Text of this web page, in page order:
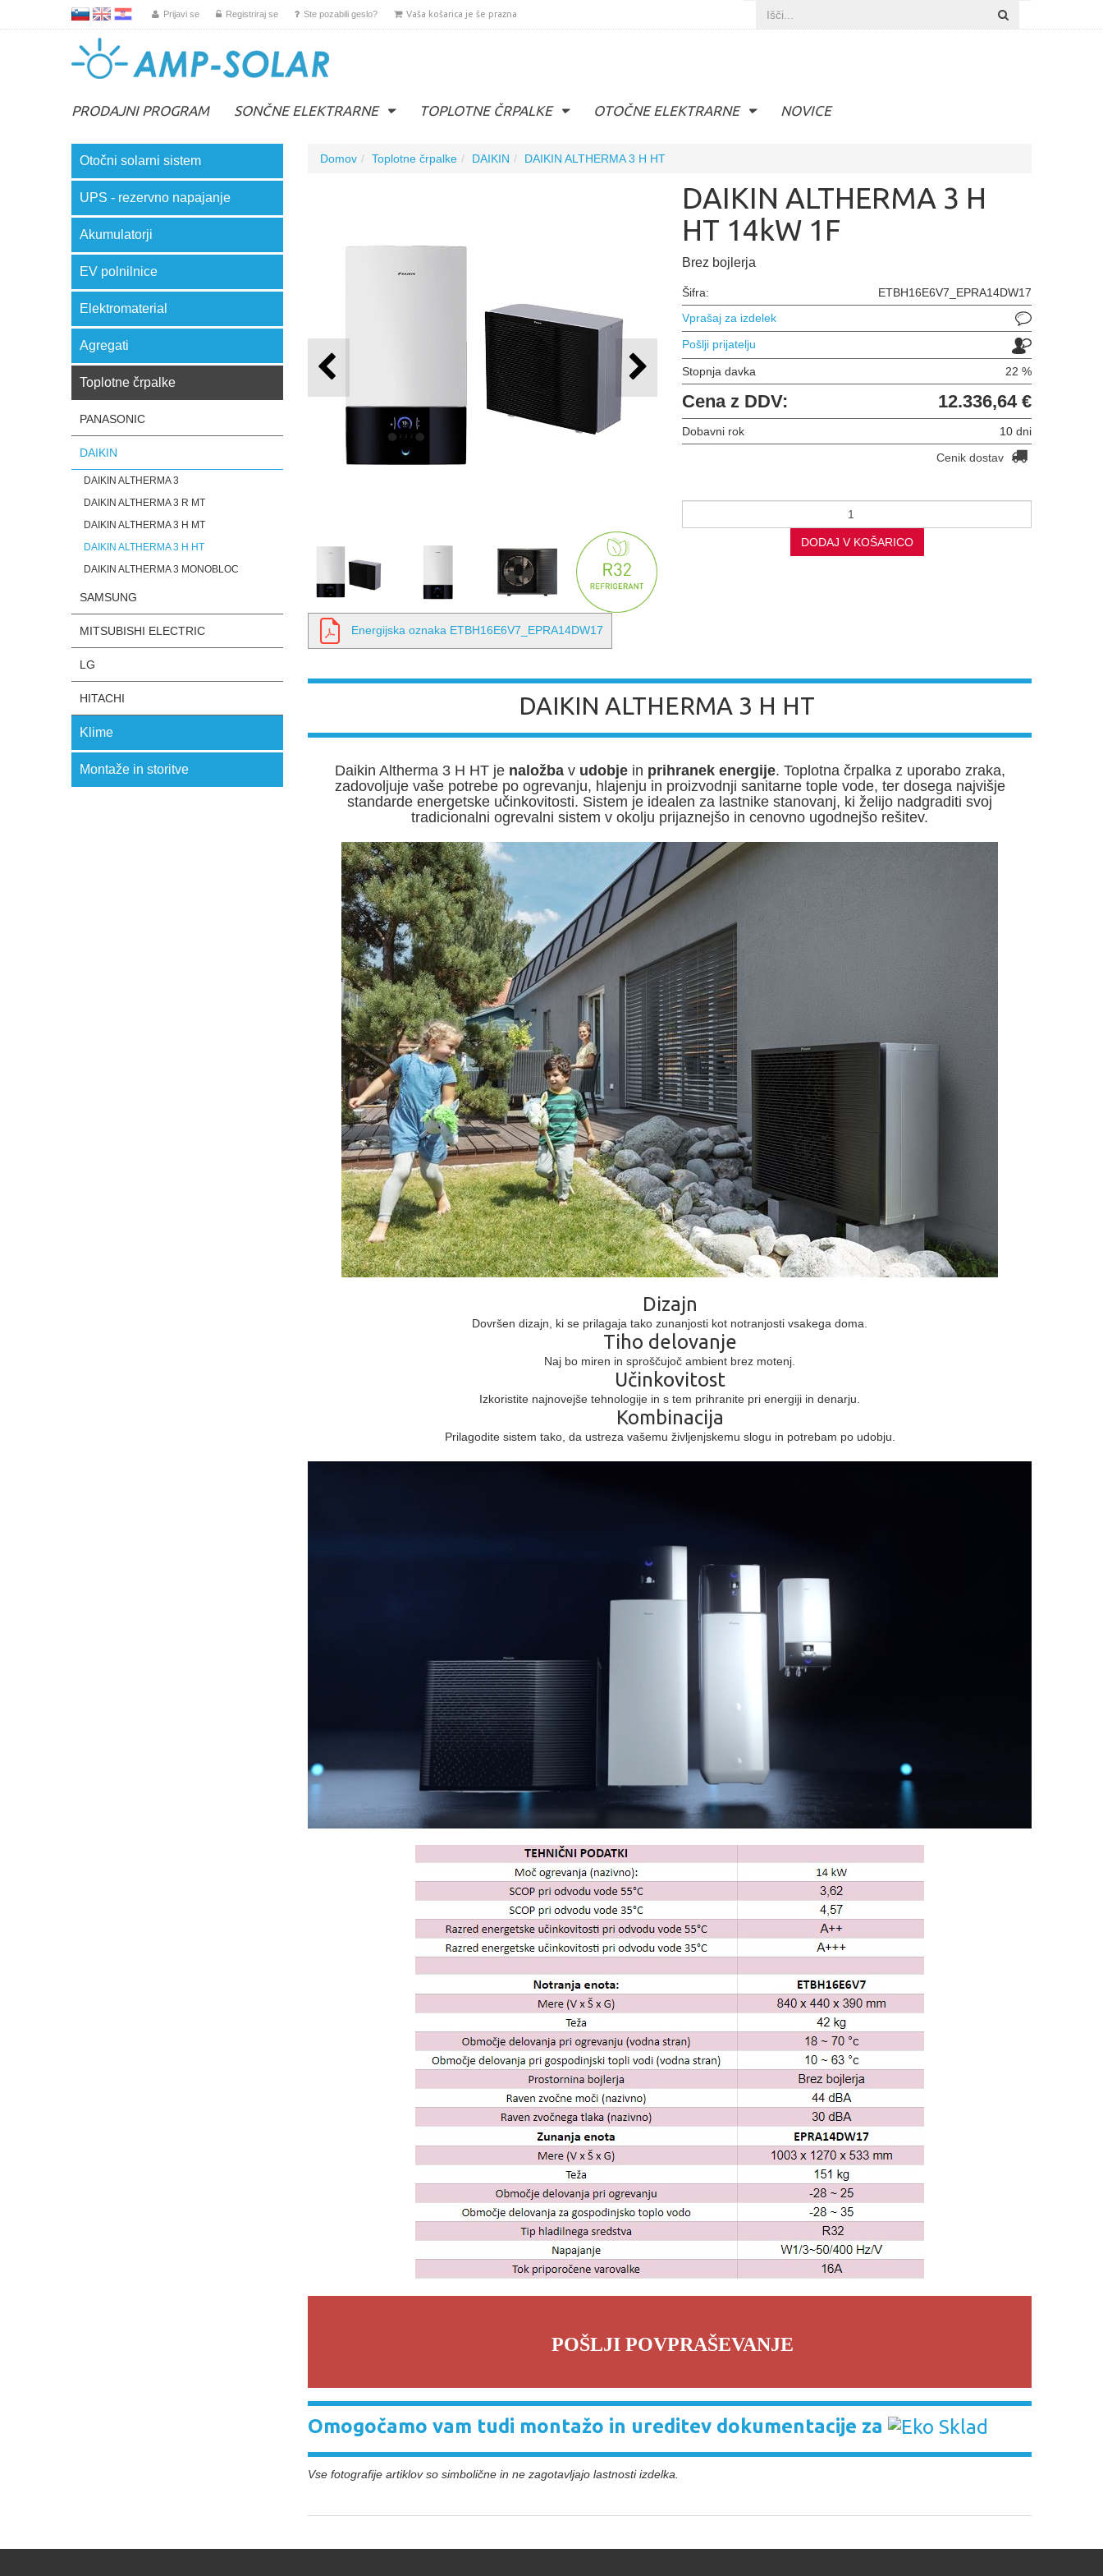
Prijavi se Registriraj se Ste pozabili geslo? Vaša košarica je še prazna
PRODAJNI PROGRAM SONČNE ELEKTRARNE TOPLOTNE ČRPALKE OTOČNE ELEKTRARNE NOVICE
Otočni solarni sistem
UPS - rezervno napajanje
Akumulatorji
EV polnilnice
Elektromaterial
Agregati
Toplotne črpalke
PANASONIC
DAIKIN
DAIKIN ALTHERMA 3
DAIKIN ALTHERMA 3 R MT
DAIKIN ALTHERMA 3 H MT
DAIKIN ALTHERMA 3 H HT
DAIKIN ALTHERMA 3 MONOBLOC
SAMSUNG
MITSUBISHI ELECTRIC
LG
HITACHI
Klime
Montaže in storitve
Domov Toplotne črpalke DAIKIN DAIKIN ALTHERMA 3 H HT
Energijska oznaka ETBH16E6V7_EPRA14DW17
DAIKIN ALTHERMA 3 H
HT 14kW 1F
Brez bojlerja
Šifra:
ETBH16E6V7_EPRA14DW17
Vprašaj za izdelek
Pošlji prijatelju
Stopnja davka 22 %
Cena z DDV: 12.336,64 €
Dobavni rok
10 dni
Cenik dostav
DODAJ V KOŠARICO
DAIKIN ALTHERMA 3 H HT
Daikin Altherma 3 H HT je naložba v udobje in prihranek energije. Toplotna črpalka z uporabo zraka,
zadovoljuje vaše potrebe po ogrevanju, hlajenju in proizvodnji sanitarne tople vode, ter dosega najvišje
standarde energetske učinkovitosti. Sistem je idealen za lastnike stanovanj, ki želijo nadgraditi svoj
tradicionalni ogrevalni sistem v okolju prijaznejšo in cenovno ugodnejšo rešitev.
Dizajn
Dovršen dizajn, ki se prilagaja tako zunanjosti kot notranjosti vsakega doma.
Tiho delovanje
Naj bo miren in sproščujoč ambient brez motenj.
Učinkovitost
Izkoristite najnovejše tehnologije in s tem prihranite pri energiji in denarju.
Kombinacija
Prilagodite sistem tako, da ustreza vašemu življenjskemu slogu in potrebam po udobju.
POŠLJI POVPRAŠEVANJE
Omogočamo vam tudi montažo in ureditev dokumentacije za
Vse fotografije artiklov so simbolične in ne zagotavljajo lastnosti izdelka.